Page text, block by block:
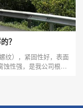
？
纹），紧固性好，表面
性强，是我公司根据